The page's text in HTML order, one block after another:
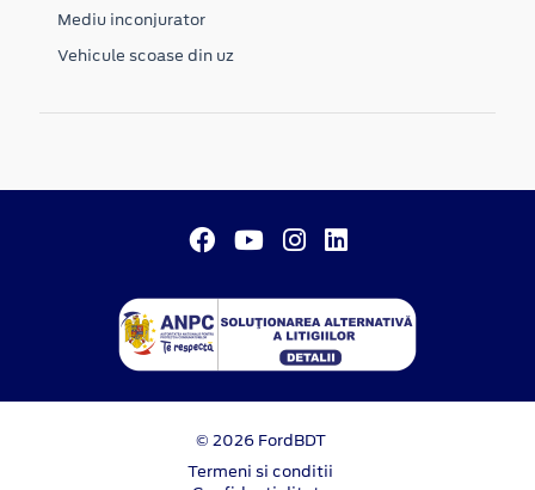
Mediu inconjurator
Vehicule scoase din uz
© 2026 FordBDT
Termeni si conditii